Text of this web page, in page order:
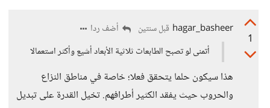
1
hagar_basheer قبل سنتين
أضف ردا
أتمنى لو تصبح الطابعات ثلاثية الأبعاد أشيع وأكثر استعمالا
هذا سيكون حلما يتحقق فعلا؛ خاصة في مناطق النزاع
والحروب حيث يفقد الكثير أطرافهم. تخيل القدرة على تبديل